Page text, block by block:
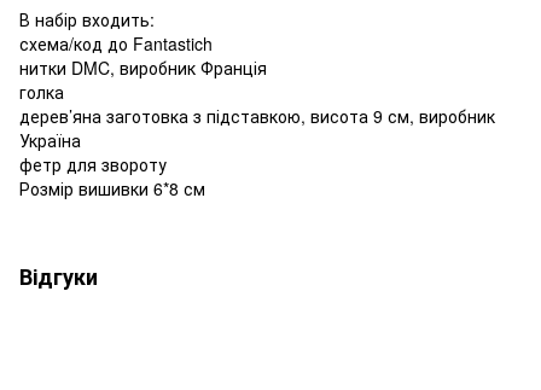
В набір входить:
схема/код до Fantastich
нитки DMC, виробник Франція
голка
дерев’яна заготовка з підставкою, висота 9 см, виробник
Україна
фетр для звороту
Розмір вишивки 6*8 см
Відгуки